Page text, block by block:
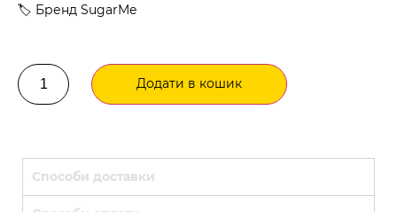
🏷️ Бренд SugarMe
Додати в кошик
Способи доставки